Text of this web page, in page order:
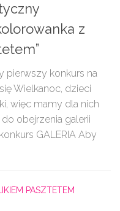
z
pierwszy konkurs na
Wielkanoc, dzieci
więc mamy dla nich
obejrzenia galerii
GALERIA Aby
PASZTETEM